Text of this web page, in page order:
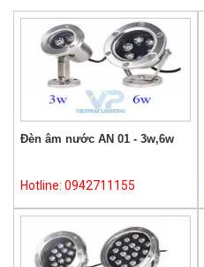
Đèn âm nước AN 01 - 3w,6w
Hotline: 0942711155